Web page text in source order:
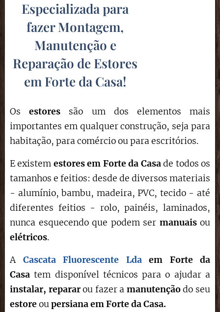
Especializada para
fazer Montagem,
Manutenção e
Reparação de Estores
em Forte da Casa!
Os estores são um dos elementos mais
importantes em qualquer construção, seja para
habitação, para comércio ou para escritórios.
E existem estores em Forte da Casade todos os
tamanhos e feitios: desde de diversos materiais
- alumínio, bambu, madeira, PVC, tecido - até
diferentes feitios - rolo, painéis, laminados,
nunca esquecendo que podem ser manuaisou
elétricos.
A Cascata Fluorescente Ldaem Forte da
Casa tem disponível técnicos para o ajudar a
instalar, repararou fazer a manutençãodo seu
estore oupersiana emForte da Casa.